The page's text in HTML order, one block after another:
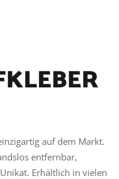
auf dem Markt.
entfernbar,
Erhältlich in vielen